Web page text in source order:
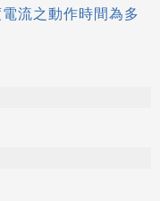
流之動作時間為多